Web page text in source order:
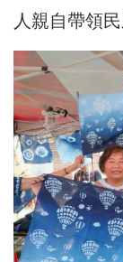
人親自帶領